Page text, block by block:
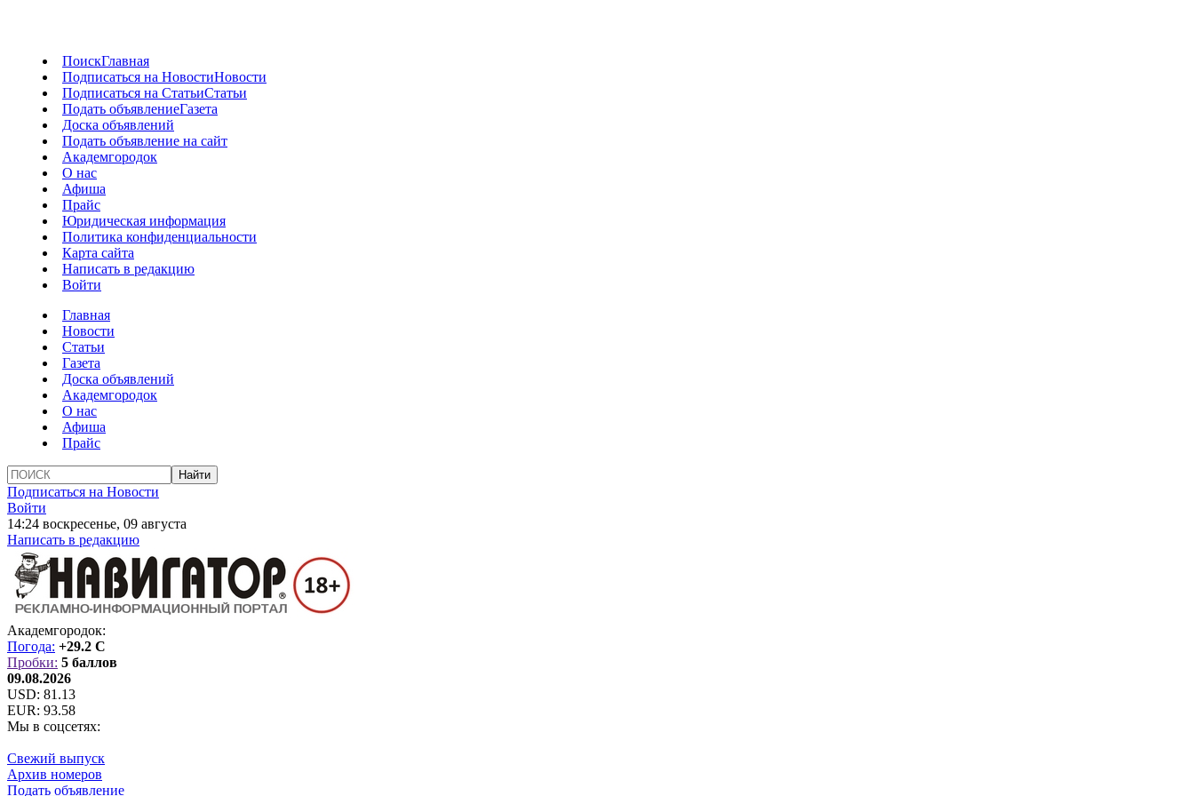
ПоискГлавная
Подписаться на НовостиНовости
Подписаться на СтатьиСтатьи
Подать объявлениеГазета
Доска объявлений
Подать объявление на сайт
Академгородок
О нас
Афиша
Прайс
Юридическая информация
Политика конфиденциальности
Карта сайта
Написать в редакцию
Войти
Главная
Новости
Статьи
Газета
Доска объявлений
Академгородок
О нас
Афиша
Прайс
Подписаться на Новости
Войти
14:24 воскресенье, 09 августа
Написать в редакцию
Академгородок:
Погода: +29.2 C
Пробки: 5 баллов
09.08.2026
USD: 81.13
EUR: 93.58
Мы в соцсетях:
Свежий выпуск
Архив номеров
Подать объявление